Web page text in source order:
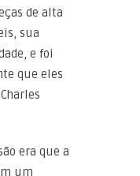
de alta
sua
e foi
que eles
era que a
um